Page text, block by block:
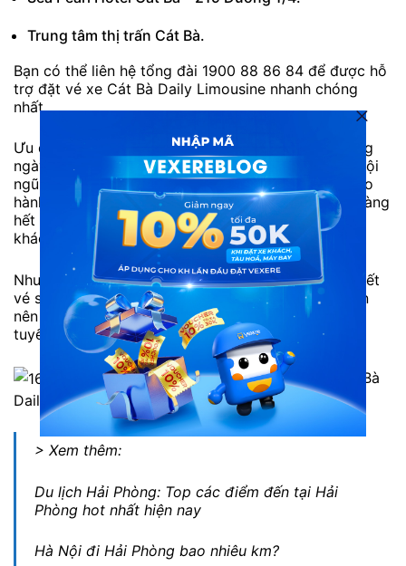
Trung tâm thị trấn Cát Bà.
Bạn có thể liên hệ tổng đài 1900 88 86 84 để được hỗ
trợ đặt vé xe Cát Bà Daily Limousine nhanh chóng
nhất.
Ưu điểm: Xe xuất phát đúng khung giờ cố định hằng
ngày. Cơ sở vật chất trên xe luôn được đảm bảo. Đội
ngũ tài xế tận tâm, mang đến hành trình an toàn cho
hành khách. Nhân viên phục vụ luôn hỗ trợ khách hàng
hết mình, chu đáo, luôn giải đáp các thắc mắc của
khách hàng tận tình.
Nhược điểm: Số lượng khách đi đông nên thường hết
vé sớm vào các ngày cuối tuần hoặc cao điểm. Bạn
nên liên hệ tổng đài 1900 888684 hoặc đặt vé trực
tuyến trước để tránh hết vé.
Nội thất hãng xe Cát Bà
Daily Limousine
> Xem thêm:
Du lịch Hải Phòng: Top các điểm đến tại Hải
Phòng hot nhất hiện nay
Hà Nội đi Hải Phòng bao nhiêu km?